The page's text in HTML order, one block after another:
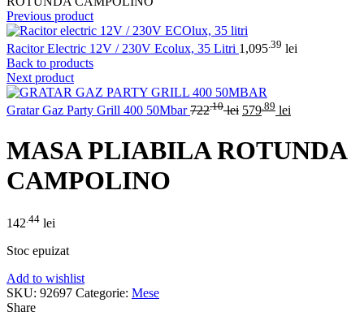
Previous product
Racitor Electric 12V / 230V Ecolux, 35 Litri 1,095 .39 lei
Back to products
Next product
Gratar Gaz Party Grill 400 50Mbar722.10 lei 579 .89 lei
MASA PLIABILA ROTUNDA
CAMPOLINO
142.44 lei
Stoc epuizat
Add to wishlist
SKU: 92697 Categorie: Mese
Share